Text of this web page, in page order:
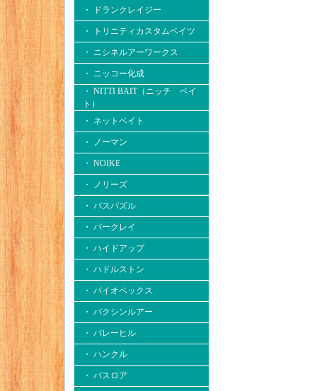
・ ドランクレイジー
・ トリニティカスタムベイツ
・ ニシネルアーワークス
・ ニッコー化成
・ NITTI BAIT（ニッチ ベイ
ト）
・ ネットベイト
・ ノーマン
・ NOIKE
・ ノリーズ
・ バスパズル
・ バークレイ
・ ハイドアップ
・ ハドルストン
・ バイオベックス
・ バクシンルアー
・ バレーヒル
・ ハンクル
・ バスロア